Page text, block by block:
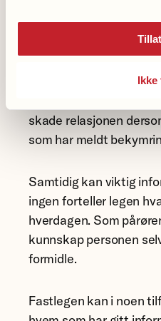
Ikke
Et annet dilemma
Mange kvier seg fordi
skade relasjonen
som har meldt
Samtidig kan viktig
ingen forteller legen
hverdagen. Som
kunnskap personen
formidle.
Fastlegen kan i noen